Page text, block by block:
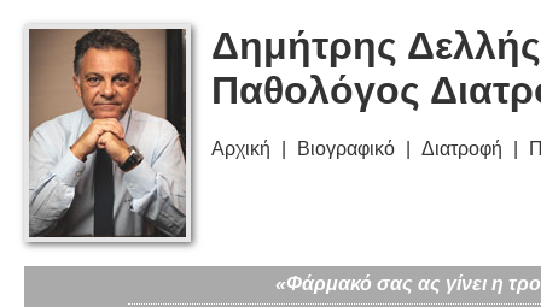
Δημήτρης
Παθολόγος
Αρχική Βιογραφικό Διατροφή
«Φάρμακό σας ας γίνει η